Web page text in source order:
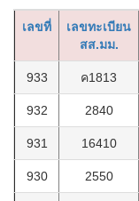
เลขที่
เลขทะเบียน
สส.มม.
933 ค1813
932 2840
931 16410
930 2550